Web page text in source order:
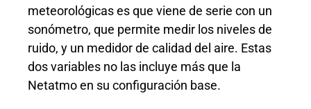
meteorológicas es que viene de serie con un
sonómetro, que permite medir los niveles de
ruido, y un medidor de calidad del aire. Estas
dos variables no las incluye más que la
Netatmo en su configuración base.